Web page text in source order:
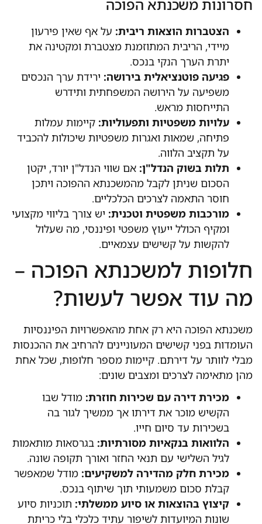
חסרונות משכנתא הפוכה
הצטברות הוצאות ריבית: על אף שאין פירעון
מיידי, הריבית המתוזמנת מצטברת ומקטינה את
יתרת הערך הנקי בנכס.
פגיעה פוטנציאלית בירושה: ירידת ערך הנכסים
משפיעה על הירושה המשפחתית ותידרש
התייחסות מראש.
עלויות משפטיות ותפעוליות: קיימות עמלות
פתיחה, שמאות ואגרות משפטיות שיכולות להכביד
על תקציב הלווה.
תלות בשוק הנדל"ן: אם שווי הנדל"ן יורד, יקטן
הסכום שניתן לקבל מהמשכנתא ההפוכה ויתכן
חוסר התאמה לצרכים הכלכליים.
מורכבות משפטית וטכנית: יש צורך בליווי מקצועי
ומקיף הכולל ייעוץ משפטי ופיננסי, מה שעלול
להקשות על קשישים עצמאיים.
חלופות למשכנתא הפוכה –
מה עוד אפשר לעשות?
משכנתא הפוכה היא רק אחת מהאפשרויות הפיננסיות
העומדות בפני קשישים המעוניינים להרחיב את ההכנסות
מבלי לוותר על דירתם. קיימות מספר חלופות, שכל אחת
מהן מתאימה לצרכים ומצבים שונים:
מכירת דירה עם שכירות חוזרת: מודל שבו
הקשיש מוכר את דירתו אך ממשיך לגור בה
בשכירות עד סיום חייו.
הלוואות בנקאיות מסורתיות: בגרסאות מותאמות
לגיל השלישי עם תנאי החזר ואורך תקופה שונה.
מכירת חלק מהדירה למשקיעים: מודל שמאפשר
קבלת סכום משמעותי תוך שיתוף בנכס.
קיצוץ בהוצאות או סיוע ממשלתי: תוכניות סיוע
שונות המיועדות לשיפור עתיד כלכלי בלי כריתת